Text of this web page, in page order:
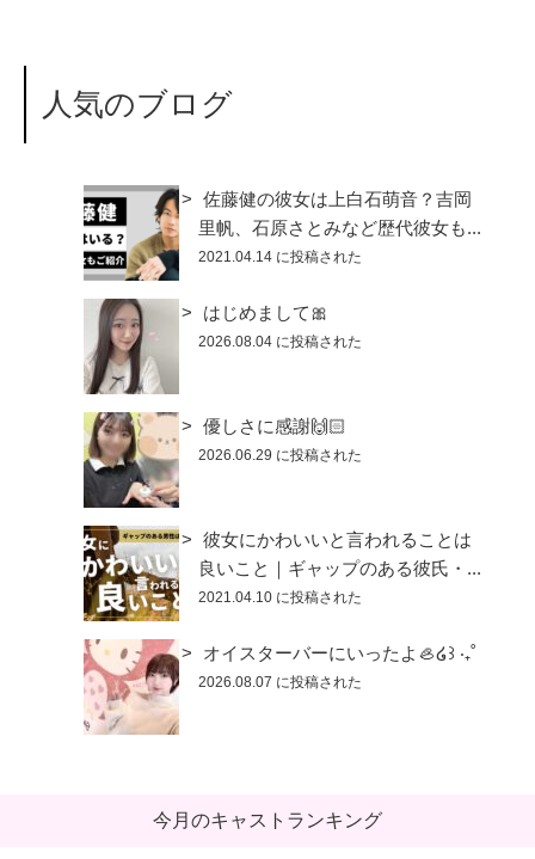
人気のブログ
佐藤健の彼女は上白石萌音？吉岡
里帆、石原さとみなど歴代彼女も...
2021.04.14 に投稿された
はじめまして🎀
2026.08.04 に投稿された
優しさに感謝🙌🏻
2026.06.29 に投稿された
彼女にかわいいと言われることは
良いこと｜ギャップのある彼氏・...
2021.04.10 に投稿された
オイスターバーにいったよ🦪໒꒱ ‧₊˚
2026.08.07 に投稿された
今月のキャストランキング